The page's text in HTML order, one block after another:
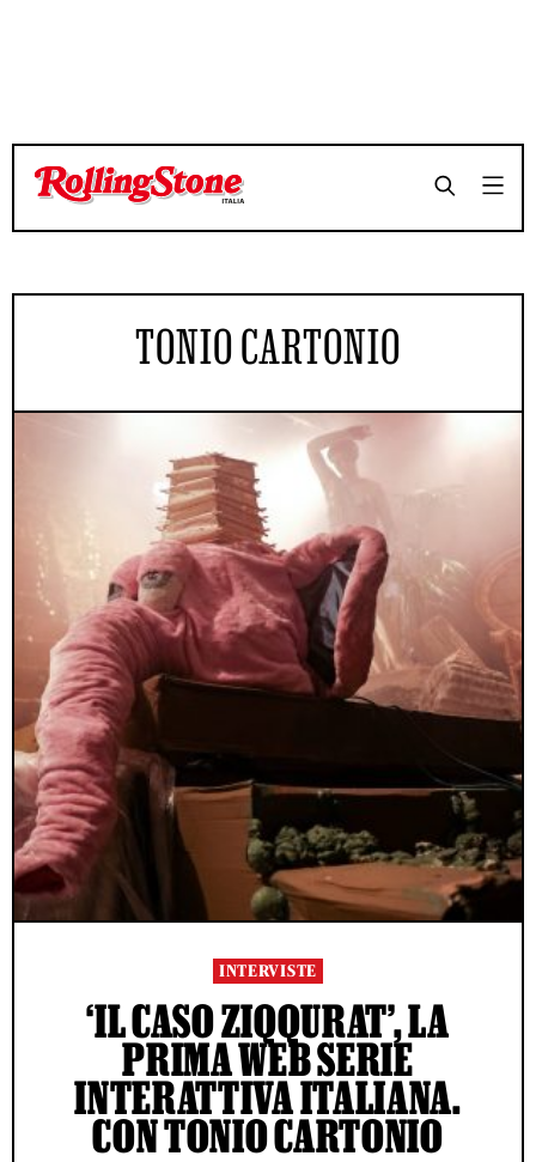
TONIO CARTONIO
INTERVISTE
‘IL CASO ZIQQURAT’, LA
PRIMA WEB SERIE
INTERATTIVA ITALIANA.
CON TONIO CARTONIO